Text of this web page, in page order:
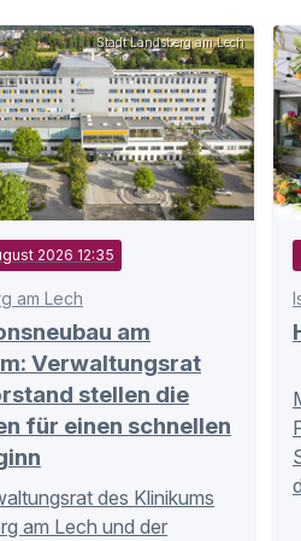
Stadt Landsberg am Lech
2026 12:35
am Lech
am
Verwaltungsrat
stellen die
für einen schnellen
des Klinikums
am Lech und der